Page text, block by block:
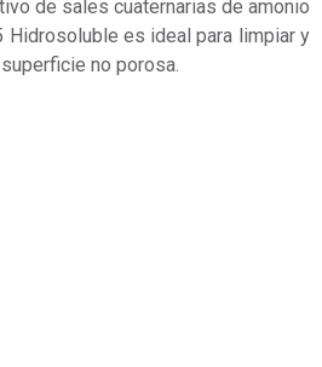
de sales cuaternarias de amonio
Hidrosoluble es ideal para limpiar y
no porosa.